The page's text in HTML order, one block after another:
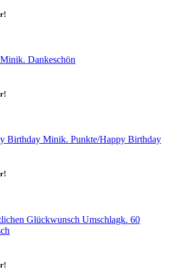
Minik. Dankeschön
Minik. Punkte/Happy Birthday
Umschlagk. 60